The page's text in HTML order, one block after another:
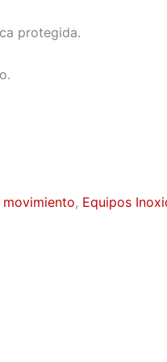
protegida.
, Equipos